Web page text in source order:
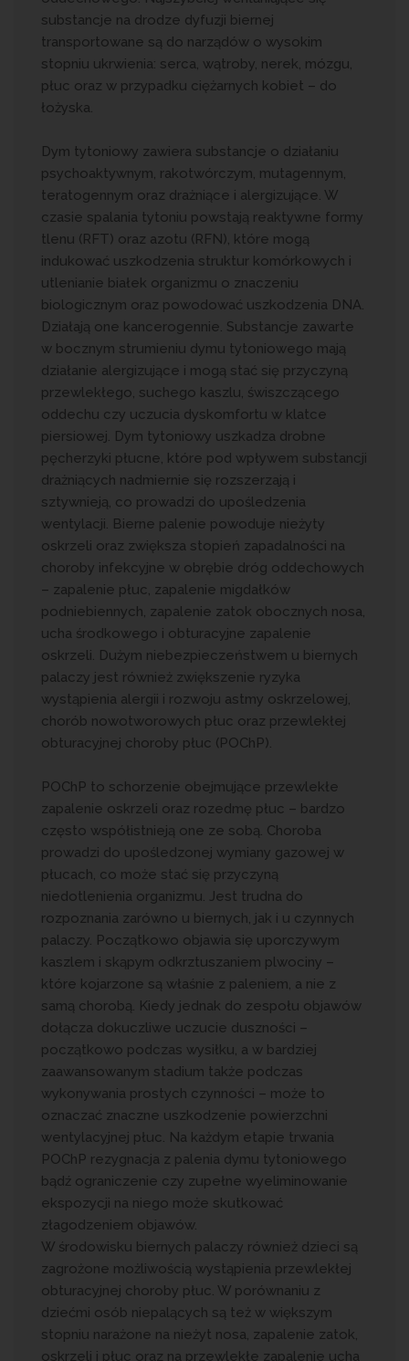
substancje na drodze dyfuzji biernej
transportowane są do narządów o wysokim
stopniu ukrwienia: serca, wątroby, nerek, mózgu,
płuc oraz w przypadku ciężarnych kobiet – do
łożyska.
Dym tytoniowy zawiera substancje o działaniu
psychoaktywnym, rakotwórczym, mutagennym,
teratogennym oraz drażniące i alergizujące. W
czasie spalania tytoniu powstają reaktywne formy
tlenu (RFT) oraz azotu (RFN), które mogą
indukować uszkodzenia struktur komórkowych i
utlenianie białek organizmu o znaczeniu
biologicznym oraz powodować uszkodzenia DNA.
Działają one kancerogennie. Substancje zawarte
w bocznym strumieniu dymu tytoniowego mają
działanie alergizujące i mogą stać się przyczyną
przewlekłego, suchego kaszlu, świszczącego
oddechu czy uczucia dyskomfortu w klatce
piersiowej. Dym tytoniowy uszkadza drobne
pęcherzyki płucne, które pod wpływem substancji
drażniących nadmiernie się rozszerzają i
sztywnieją, co prowadzi do upośledzenia
wentylacji. Bierne palenie powoduje nieżyty
oskrzeli oraz zwiększa stopień zapadalności na
choroby infekcyjne w obrębie dróg oddechowych
– zapalenie płuc, zapalenie migdałków
podniebiennych, zapalenie zatok obocznych nosa,
ucha środkowego i obturacyjne zapalenie
oskrzeli. Dużym niebezpieczeństwem u biernych
palaczy jest również zwiększenie ryzyka
wystąpienia alergii i rozwoju astmy oskrzelowej,
chorób nowotworowych płuc oraz przewlekłej
obturacyjnej choroby płuc (POChP).
POChP to schorzenie obejmujące przewlekłe
zapalenie oskrzeli oraz rozedmę płuc – bardzo
często współistnieją one ze sobą. Choroba
prowadzi do upośledzonej wymiany gazowej w
płucach, co może stać się przyczyną
niedotlenienia organizmu. Jest trudna do
rozpoznania zarówno u biernych, jak i u czynnych
palaczy. Początkowo objawia się uporczywym
kaszlem i skąpym odkrztuszaniem plwociny –
które kojarzone są właśnie z paleniem, a nie z
samą chorobą. Kiedy jednak do zespołu objawów
dołącza dokuczliwe uczucie duszności –
początkowo podczas wysiłku, a w bardziej
zaawansowanym stadium także podczas
wykonywania prostych czynności – może to
oznaczać znaczne uszkodzenie powierzchni
wentylacyjnej płuc. Na każdym etapie trwania
POChP rezygnacja z palenia dymu tytoniowego
bądź ograniczenie czy zupełne wyeliminowanie
ekspozycji na niego może skutkować
złagodzeniem objawów.
W środowisku biernych palaczy również dzieci są
zagrożone możliwością wystąpienia przewlekłej
obturacyjnej choroby płuc. W porównaniu z
dziećmi osób niepalących są też w większym
stopniu narażone na nieżyt nosa, zapalenie zatok,
oskrzeli i płuc oraz na przewlekłe zapalenie ucha